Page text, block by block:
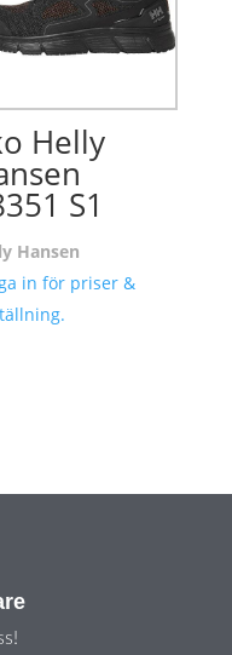
Helly
S1
Hansen
in för priser &